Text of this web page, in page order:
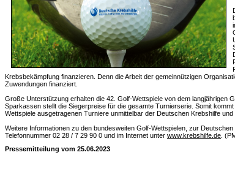
Krebsbekämpfung finanzieren. Denn die Arbeit der gemeinnützigen
Zuwendungen finanziert.
Große Unterstützung erhalten die 42. Golf-Wettspiele von dem langjährigen
Sparkassen stellt die Siegerpreise für die gesamte Turnierserie. Somit
Wettspiele ausgetragenen Turniere unmittelbar der Deutschen Krebshilfe
Weitere Informationen zu den bundesweiten Golf-Wettspielen, zur
Telefonnummer 02 28 / 7 29 90 0 und im Internet unter www.krebshilfe.de .
Pressemitteilung vom 25.06.2023